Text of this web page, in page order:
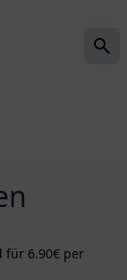
für 6.90€ per